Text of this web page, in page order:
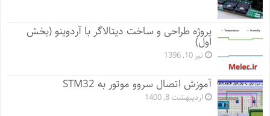
پروژه طراحی و ساخت دیتالاگر با آردوینو (بخش
اول)
تیر 10, 1396
آموزش اتصال سروو موتور به STM32
اردیبهشت 8, 1400